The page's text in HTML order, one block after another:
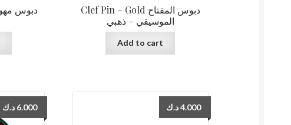
Clef Pin – Gold دبوس المفتاح
الموسيقي – ذهبي
Add to cart
6.000 د.ك 4.000د.ك